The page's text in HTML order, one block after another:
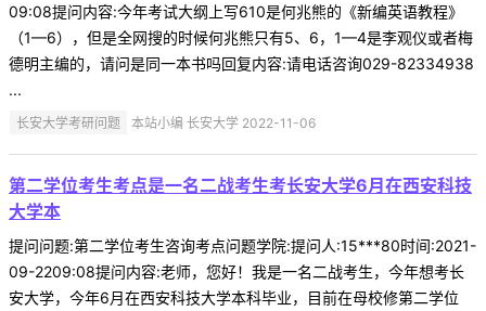
09:08提问内容:今年考试大纲上写610是何兆熊的《新编英语教程》
（1—6），但是全网搜的时候何兆熊只有5、6，1—4是李观仪或者梅
德明主编的，请问是同一本书吗回复内容:请电话咨询029-82334938
...
长安大学考研问题 本站小编 长安大学 2022-11-06
第二学位考生考点是一名二战考生考长安大学6月在西安科技
大学本
提问问题:第二学位考生咨询考点问题学院:提问人:15***80时间:2021-
09-2209:08提问内容:老师，您好！我是一名二战考生，今年想考长
安大学，今年6月在西安科技大学本科毕业，目前在母校修第二学位